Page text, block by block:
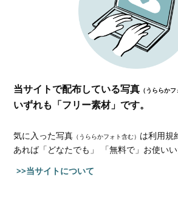
当サイトで配布している写真 （うららかフ
いずれも「フリー素材」です。
気に入った写真 （うららかフォト含む） は利用規
あれば「どなたでも」 「無料で」お使いい
>>当サイトについて